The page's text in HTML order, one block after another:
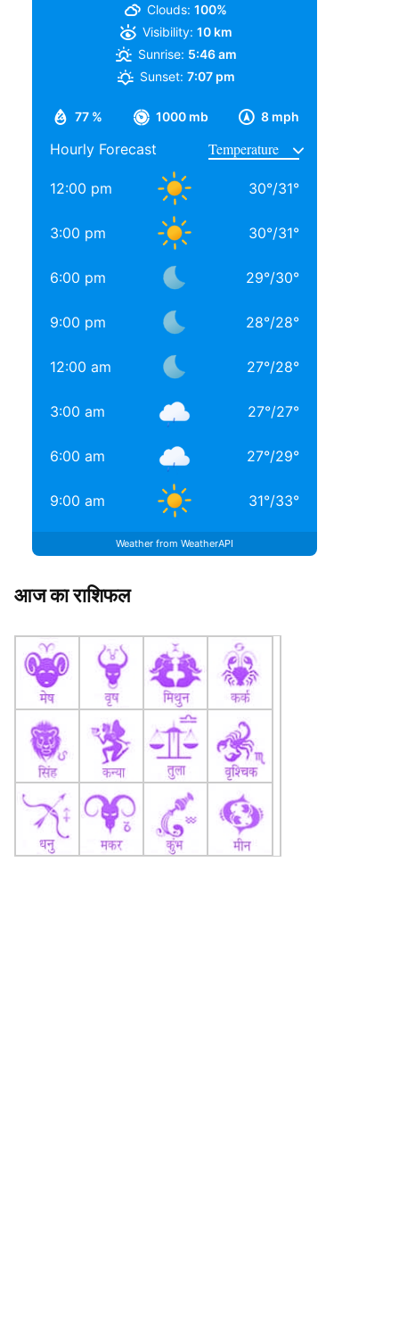
77 % 1000 mb 8 mph
Clouds: 100%
Visibility: 10 km
Sunrise: 5:46 am
Sunset: 7:07 pm
Hourly Forecast
12:00 pm 30°/31°
3:00 pm 30°/31°
6:00 pm 29°/30°
9:00 pm 28°/28°
12:00 am 27°/28°
3:00 am 27°/27°
6:00 am 27°/29°
9:00 am 31°/33°
Weather from WeatherAPI
आज का राशिफल